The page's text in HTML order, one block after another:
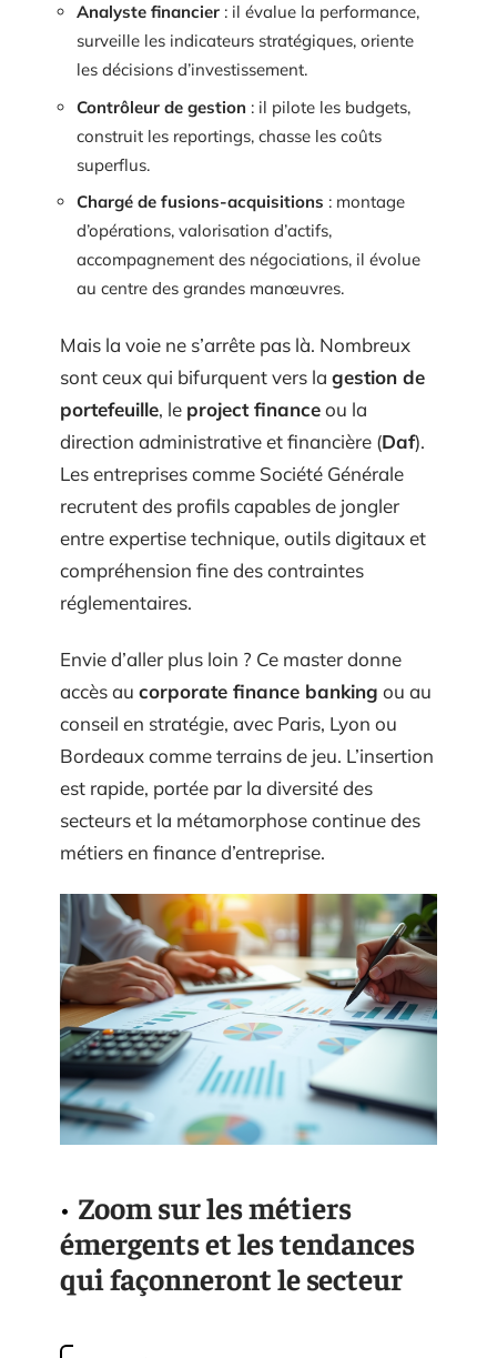
Analyste financier : il évalue la performance,
surveille les indicateurs stratégiques, oriente
les décisions d’investissement.
Contrôleur de gestion : il pilote les budgets,
construit les reportings, chasse les coûts
superflus.
Chargé de fusions-acquisitions : montage
d’opérations, valorisation d’actifs,
accompagnement des négociations, il évolue
au centre des grandes manœuvres.
Mais la voie ne s’arrête pas là. Nombreux
sont ceux qui bifurquent vers la gestion de
portefeuille, le project financeou la
direction administrative et financière (Daf).
Les entreprises comme Société Générale
recrutent des profils capables de jongler
entre expertise technique, outils digitaux et
compréhension fine des contraintes
réglementaires.
Envie d’aller plus loin ? Ce master donne
accès au corporate finance banking ou au
conseil en stratégie, avec Paris, Lyon ou
Bordeaux comme terrains de jeu. L’insertion
est rapide, portée par la diversité des
secteurs et la métamorphose continue des
métiers en finance d’entreprise.
Zoom sur les métiers
émergents et les tendances
qui façonneront le secteur